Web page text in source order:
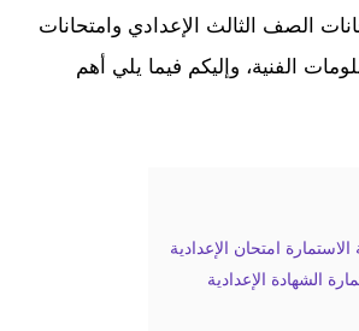
الصف الثالث الإعدادي وامتحانات
الفنية، وإليكم فيما يلي أهم
امتحان الإعدادية
الشهادة الإعدادية